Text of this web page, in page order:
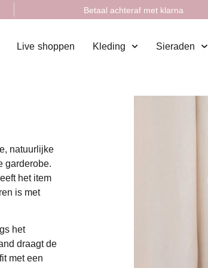
Betaal achteraf met klarna
Live shoppen Kleding Sieraden
natuurlijke
garderobe.
het item
is met
het
draagt de
met een